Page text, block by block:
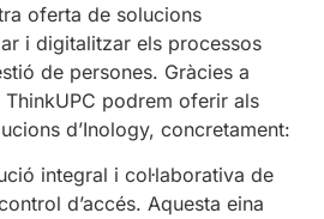
oferta de solucions
i digitalitzar els processos
de persones. Gràcies a
podrem oferir als
d’Inology, concretament:
integral i col·laborativa de
d’accés. Aquesta eina